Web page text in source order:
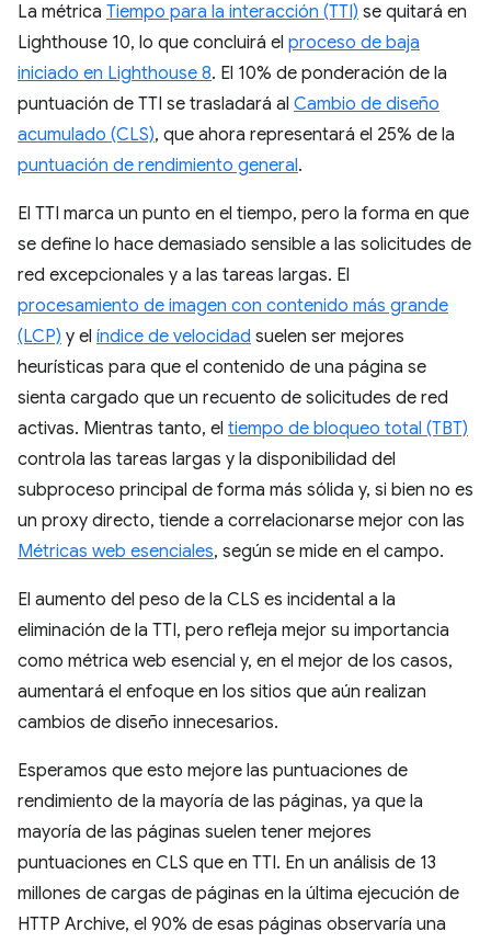
La métrica Tiempo para la interacción (TTI) se quitará en
Lighthouse 10, lo que concluirá el proceso de baja
iniciado en Lighthouse 8. El 10% de ponderación de la
puntuación de TTI se trasladará al Cambio de diseño
acumulado (CLS), que ahora representará el 25% de la
puntuación de rendimiento general.
El TTI marca un punto en el tiempo, pero la forma en que
se define lo hace demasiado sensible a las solicitudes de
red excepcionales y a las tareas largas. El
procesamiento de imagen con contenido más grande
(LCP) y el índice de velocidad suelen ser mejores
heurísticas para que el contenido de una página se
sienta cargado que un recuento de solicitudes de red
activas. Mientras tanto, el tiempo de bloqueo total (TBT)
controla las tareas largas y la disponibilidad del
subproceso principal de forma más sólida y, si bien no es
un proxy directo, tiende a correlacionarse mejor con las
Métricas web esenciales, según se mide en el campo.
El aumento del peso de la CLS es incidental a la
eliminación de la TTI, pero refleja mejor su importancia
como métrica web esencial y, en el mejor de los casos,
aumentará el enfoque en los sitios que aún realizan
cambios de diseño innecesarios.
Esperamos que esto mejore las puntuaciones de
rendimiento de la mayoría de las páginas, ya que la
mayoría de las páginas suelen tener mejores
puntuaciones en CLS que en TTI. En un análisis de 13
millones de cargas de páginas en la última ejecución de
HTTP Archive, el 90% de esas páginas observaría una